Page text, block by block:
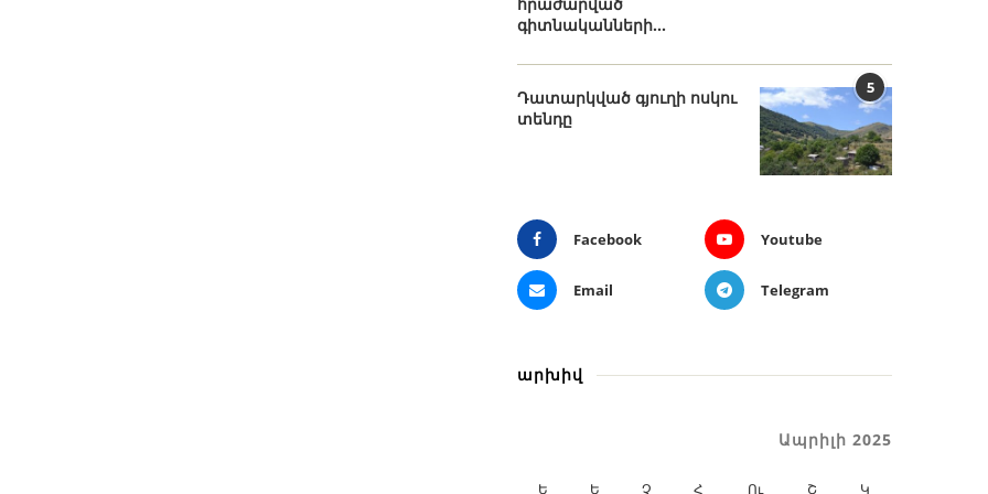
գիտնականների...
5
Դատարկված գյուղի ոսկու
տենդը
Facebook Youtube
Email Telegram
արխիվ
Ապրիլի 2025
Ե Ե Չ Հ Ու Շ Կ